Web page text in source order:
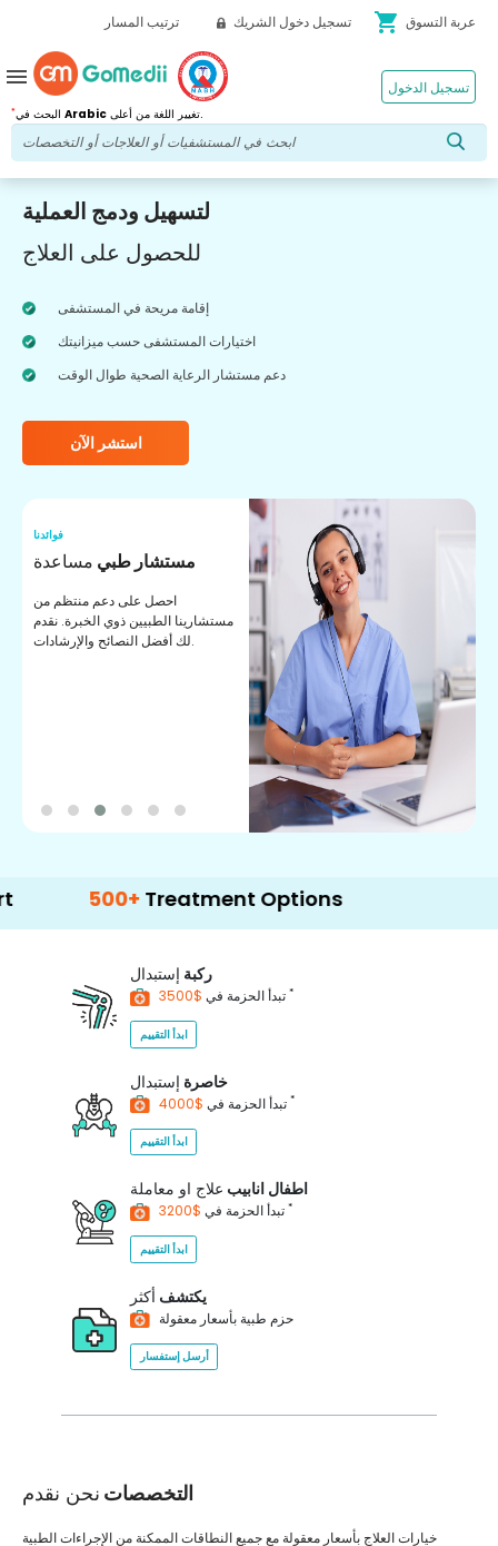
ترتيب المسار تسجيل دخول الشريك shopping_cart عربة التسوق
* Arabic تغيير اللغة من أعلى.
تسجيل الدخول menu
لتسهيل ودمج العملية
للحصول على العلاج
إقامة مريحة في المستشفى
اختيارات المستشفى حسب ميزانيتك
دعم مستشار الرعاية الصحية طوال الوقت
استشر الآن
فوائدنا
مستشار طبي مساعدة
احصل على دعم منتظم من
مستشارينا الطبيين ذوي الخبرة. نقدم
لك أفضل النصائح والإرشادات.
500+ Treatment Options
ركبة إستبدال
تبدأ الحزمة في *
ابدأ التقييم
خاصرة إستبدال
تبدأ الحزمة في *
ابدأ التقييم
اطفال انابيب علاج او معاملة
تبدأ الحزمة في *
ابدأ التقييم
يكتشف أكثر
حزم طبية بأسعار معقولة
أرسل إستفسار
التخصصات نحن نقدم
خيارات العلاج بأسعار معقولة مع جميع النطاقات الممكنة من الإجراءات الطبية